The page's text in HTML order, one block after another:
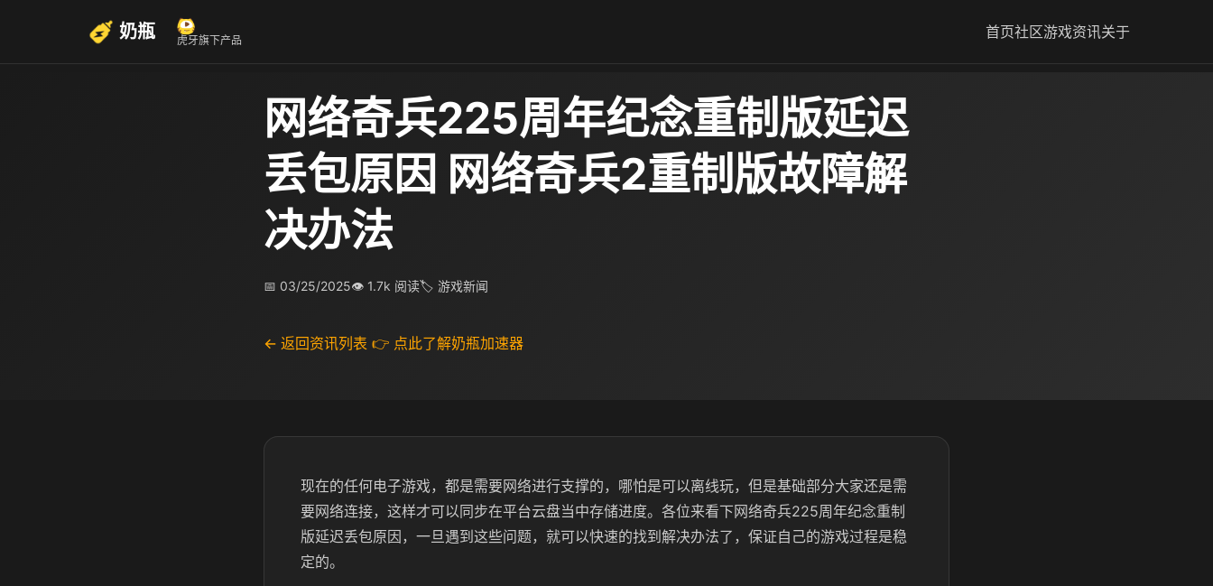
奶瓶 虎牙旗下产品 首页社区游戏资讯关于
网络奇兵225周年纪念重制版延迟
丢包原因 网络奇兵2重制版故障解
决办法
📅 03/25/2025👁 1.7k 阅读🏷 游戏新闻
← 返回资讯列表 👉 点此了解奶瓶加速器
现在的任何电子游戏，都是需要网络进行支撑的，哪怕是可以离线玩，但是基础部分大家还是需
要网络连接，这样才可以同步在平台云盘当中存储进度。各位来看下网络奇兵225周年纪念重制
版延迟丢包原因，一旦遇到这些问题，就可以快速的找到解决办法了，保证自己的游戏过程是稳
定的。